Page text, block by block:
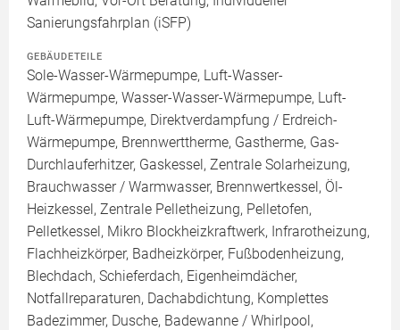
Sanierungsfahrplan (iSFP)
GEBÄUDETEILE
Sole-Wasser-Wärmepumpe, Luft-Wasser-
Wärmepumpe, Wasser-Wasser-Wärmepumpe, Luft-
Luft-Wärmepumpe, Direktverdampfung / Erdreich-
Wärmepumpe, Brennwerttherme, Gastherme, Gas-
Durchlauferhitzer, Gaskessel, Zentrale Solarheizung,
Brauchwasser / Warmwasser, Brennwertkessel, Öl-
Heizkessel, Zentrale Pelletheizung, Pelletofen,
Pelletkessel, Mikro Blockheizkraftwerk, Infrarotheizung,
Flachheizkörper, Badheizkörper, Fußbodenheizung,
Blechdach, Schieferdach, Eigenheimdächer,
Notfallreparaturen, Dachabdichtung, Komplettes
Badezimmer, Dusche, Badewanne / Whirlpool,